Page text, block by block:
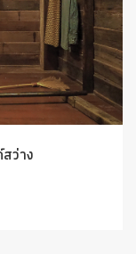
ว่าง